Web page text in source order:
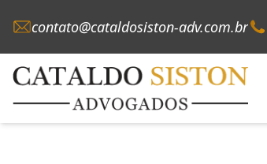
contato@cataldosiston-adv.com.br